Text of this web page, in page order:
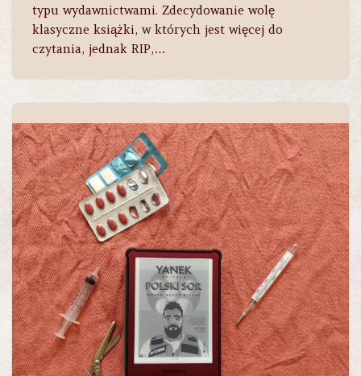
typu wydawnictwami. Zdecydowanie wolę
klasyczne książki, w których jest więcej do
czytania, jednak RIP,…